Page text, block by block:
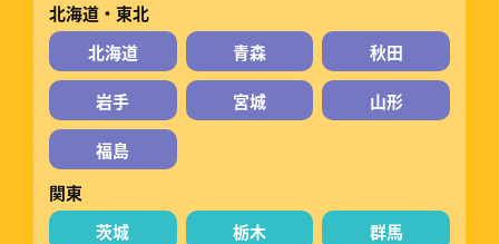
北海道・東北
北海道
青森 秋田
岩手 宮城 山形
福島
関東
茨城
栃木 群馬